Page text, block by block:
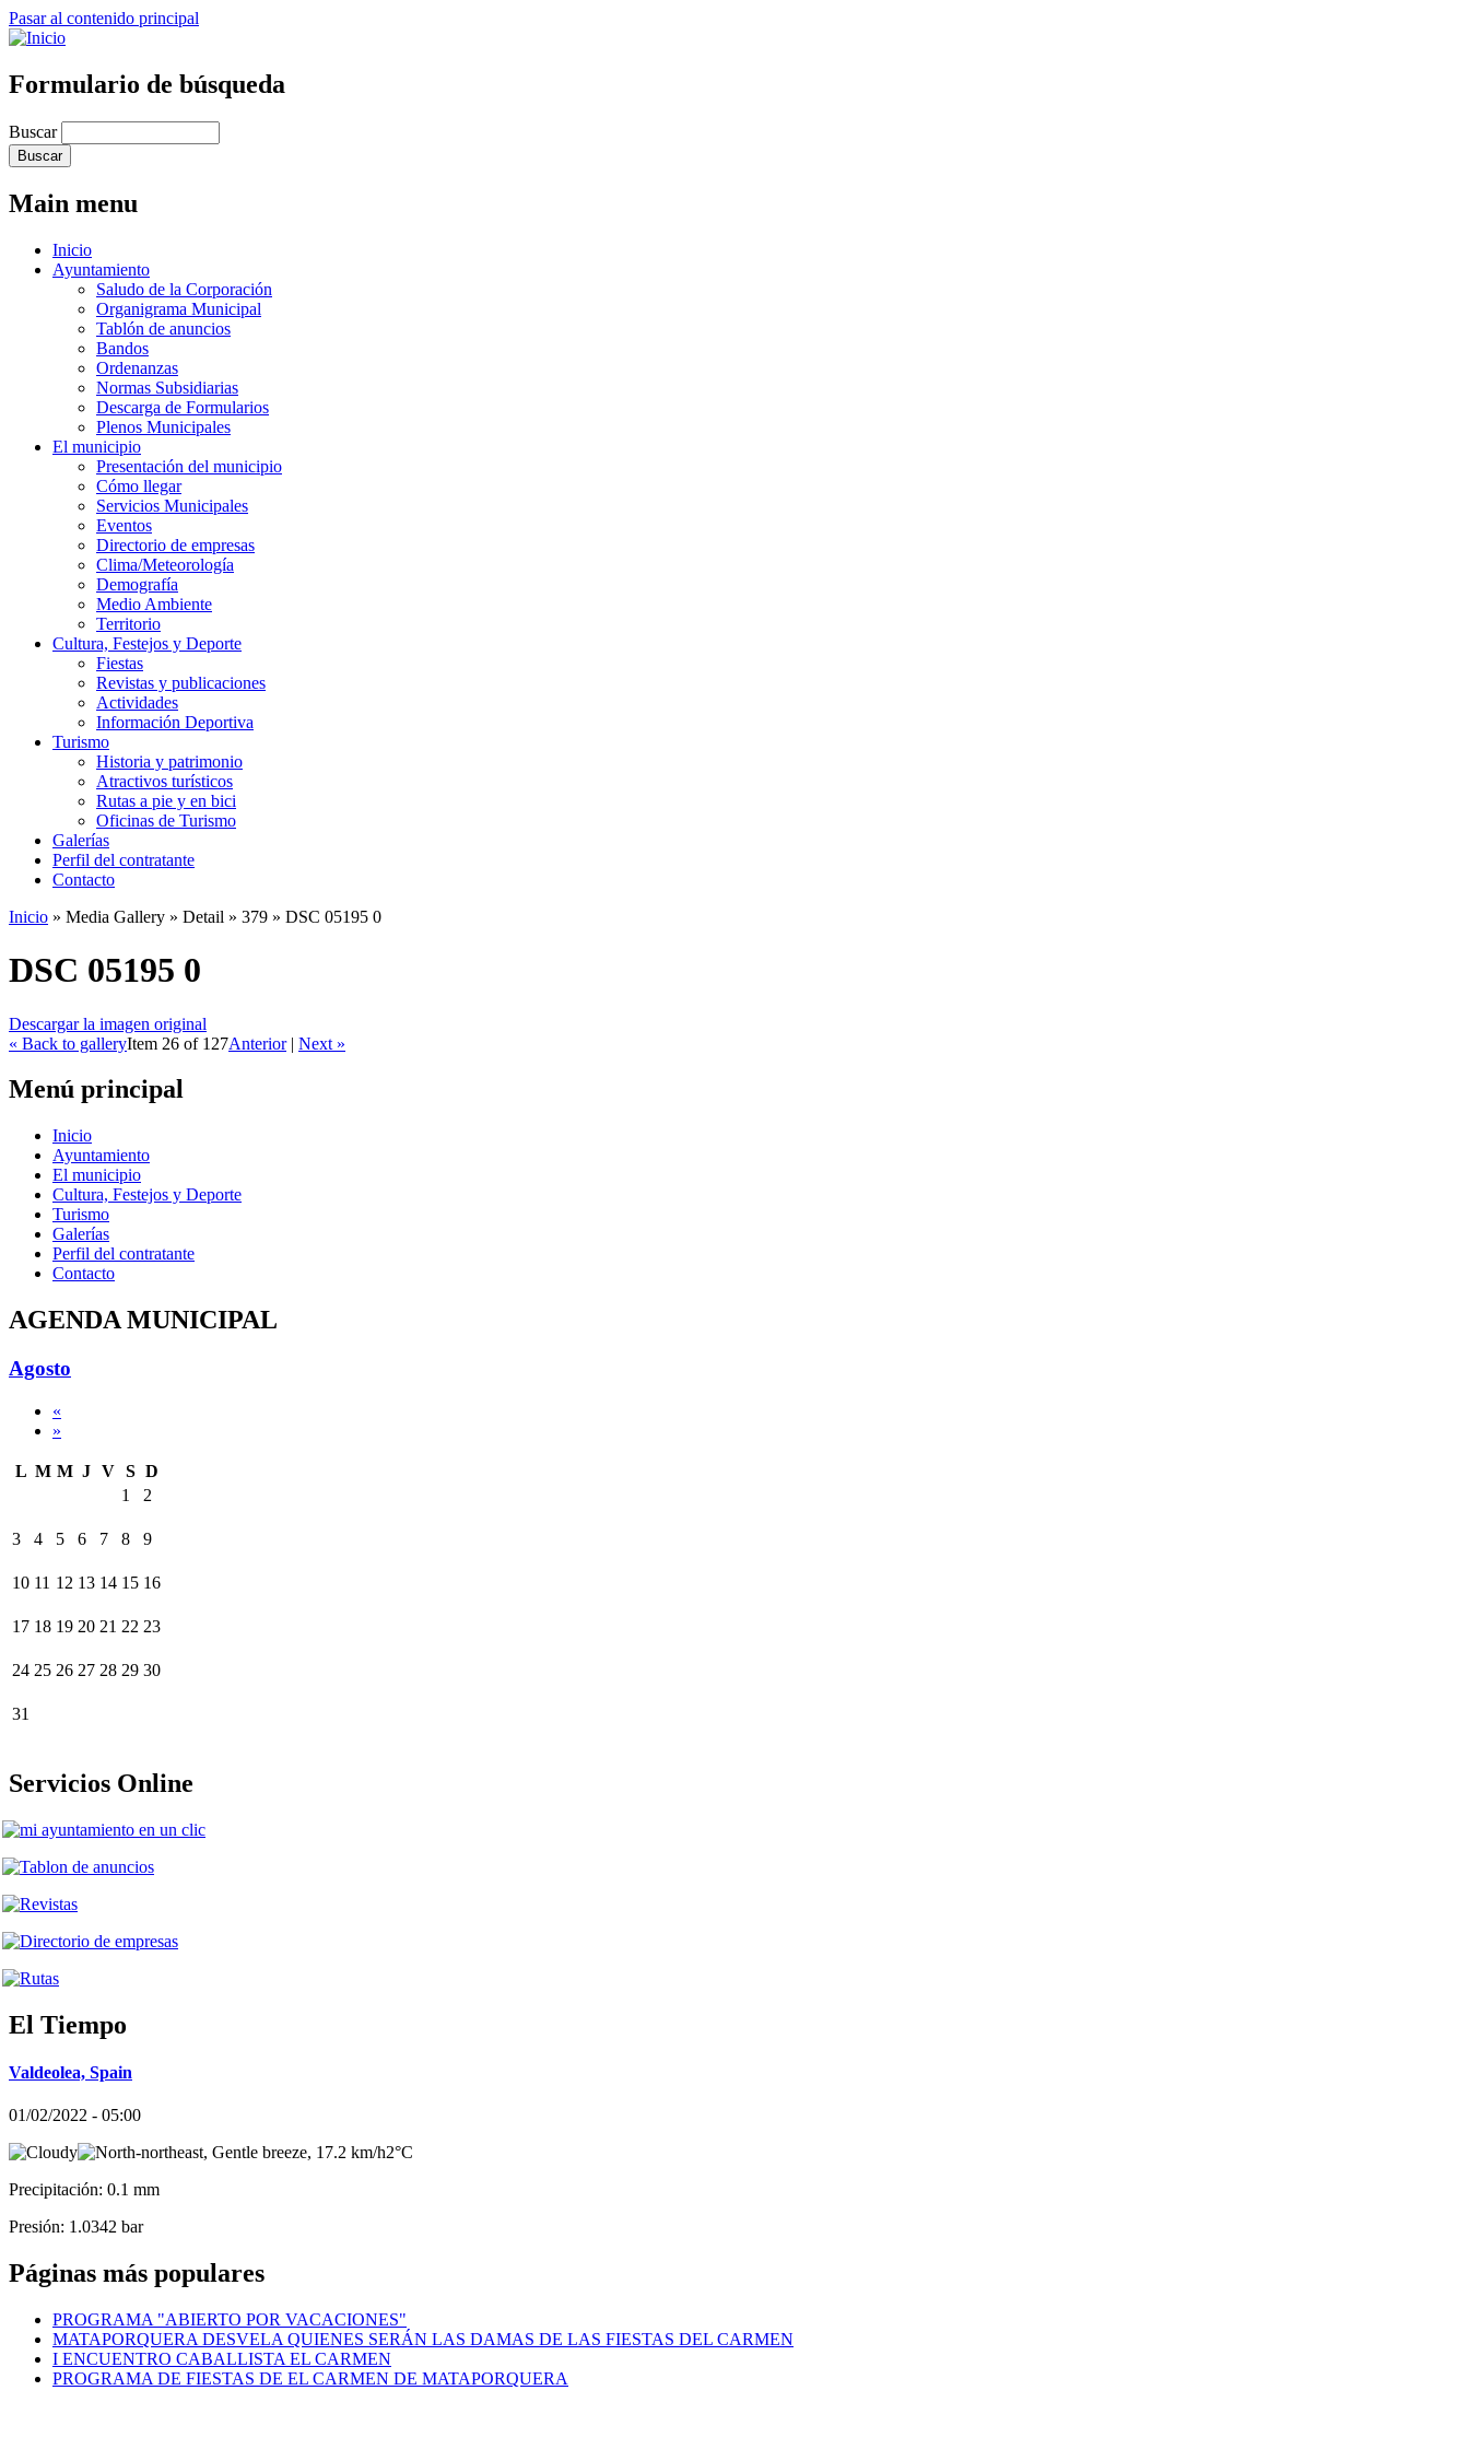
Pasar al contenido principal
Formulario de búsqueda
Buscar
Main menu
Inicio
Ayuntamiento
Saludo de la Corporación
Organigrama Municipal
Tablón de anuncios
Bandos
Ordenanzas
Normas Subsidiarias
Descarga de Formularios
Plenos Municipales
El municipio
Presentación del municipio
Cómo llegar
Servicios Municipales
Eventos
Directorio de empresas
Clima/Meteorología
Demografía
Medio Ambiente
Territorio
Cultura, Festejos y Deporte
Fiestas
Revistas y publicaciones
Actividades
Información Deportiva
Turismo
Historia y patrimonio
Atractivos turísticos
Rutas a pie y en bici
Oficinas de Turismo
Galerías
Perfil del contratante
Contacto
Inicio » Media Gallery » Detail » 379 » DSC 05195 0
DSC 05195 0
Descargar la imagen original
« Back to galleryItem 26 of 127Anterior| Next »
Menú principal
Inicio
Ayuntamiento
El municipio
Cultura, Festejos y Deporte
Turismo
Galerías
Perfil del contratante
Contacto
AGENDA MUNICIPAL
Agosto
«
»
L M M J V S D
1
2
3 4 5 6 7 8 9
10 11 12 13 14 15 16
17 18 19 20 21 22 23
24 25 26 27 28 29 30
31
Servicios Online
El Tiempo
Valdeolea, Spain
01/02/2022 - 05:00
2°C
Precipitación: 0.1 mm
Presión: 1.0342 bar
Páginas más populares
PROGRAMA "ABIERTO POR VACACIONES"
MATAPORQUERA DESVELA QUIENES SERÁN LAS DAMAS DE LAS FIESTAS DEL CARMEN
I ENCUENTRO CABALLISTA EL CARMEN
PROGRAMA DE FIESTAS DE EL CARMEN DE MATAPORQUERA